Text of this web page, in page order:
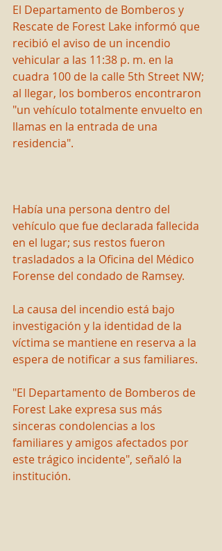
El Departamento de Bomberos y
Rescate de Forest Lake informó que
recibió el aviso de un incendio
vehicular a las 11:38 p. m. en la
cuadra 100 de la calle 5th Street NW;
al llegar, los bomberos encontraron
"un vehículo totalmente envuelto en
llamas en la entrada de una
residencia".
Había una persona dentro del
vehículo que fue declarada fallecida
en el lugar; sus restos fueron
trasladados a la Oficina del Médico
Forense del condado de Ramsey.
La causa del incendio está bajo
investigación y la identidad de la
víctima se mantiene en reserva a la
espera de notificar a sus familiares.
"El Departamento de Bomberos de
Forest Lake expresa sus más
sinceras condolencias a los
familiares y amigos afectados por
este trágico incidente", señaló la
institución.